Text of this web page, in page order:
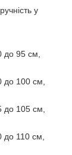
у
до 95 см,
до 100 см,
до 105 см,
до 110 см,